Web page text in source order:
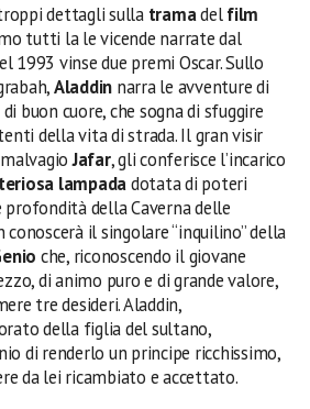
dettagli sullatramadelfilm
tutti la le vicende narrate dal
1993 vinse due premi Oscar. Sullo
Aladdin narra le avventure di
buon cuore, che sogna di sfuggire
della vita di strada. Il gran visir
Jafar, gli conferisce l’incarico
lampadadotata di poteri
profondità della Caverna delle
conoscerà il singolare “inquilino” della
che, riconoscendo il giovane
di animo puro e di grande valore,
tre desideri. Aladdin,
della figlia del sultano,
di renderlo un principe ricchissimo,
da lei ricambiato e accettato.